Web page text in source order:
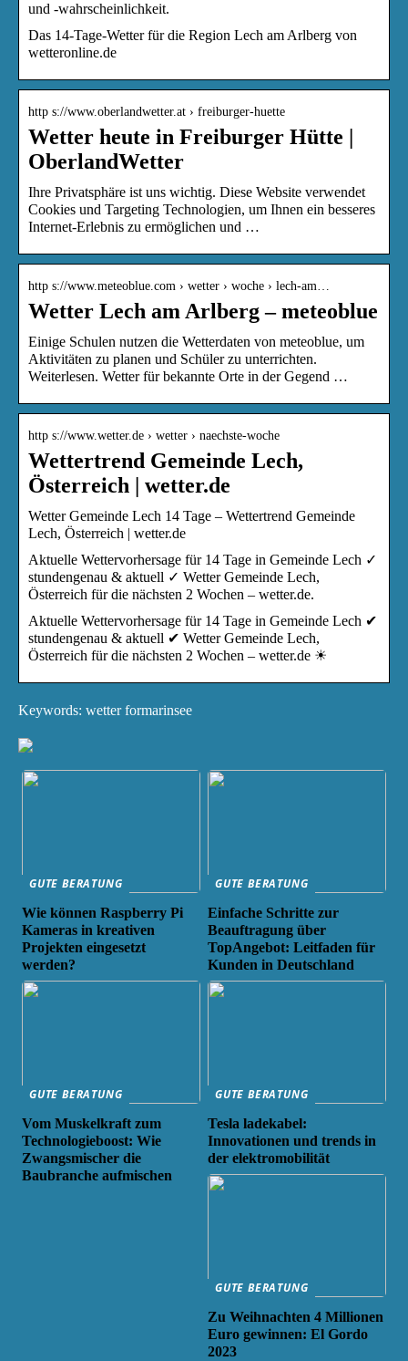
und -wahrscheinlichkeit.
Das 14-Tage-Wetter für die Region Lech am Arlberg von
wetteronline.de
http s://www.oberlandwetter.at › freiburger-huette
Wetter heute in Freiburger Hütte |
OberlandWetter
Ihre Privatsphäre ist uns wichtig. Diese Website verwendet
Cookies und Targeting Technologien, um Ihnen ein besseres
Internet-Erlebnis zu ermöglichen und …
http s://www.meteoblue.com › wetter › woche › lech-am…
Wetter Lech am Arlberg – meteoblue
Einige Schulen nutzen die Wetterdaten von meteoblue, um
Aktivitäten zu planen und Schüler zu unterrichten.
Weiterlesen. Wetter für bekannte Orte in der Gegend …
http s://www.wetter.de › wetter › naechste-woche
Wettertrend Gemeinde Lech,
Österreich | wetter.de
Wetter Gemeinde Lech 14 Tage – Wettertrend Gemeinde
Lech, Österreich | wetter.de
Aktuelle Wettervorhersage für 14 Tage in Gemeinde Lech ✓
stundengenau & aktuell ✓ Wetter Gemeinde Lech,
Österreich für die nächsten 2 Wochen – wetter.de.
Aktuelle Wettervorhersage für 14 Tage in Gemeinde Lech ✔
stundengenau & aktuell ✔ Wetter Gemeinde Lech,
Österreich für die nächsten 2 Wochen – wetter.de ☀
Keywords: wetter formarinsee
GUTE BERATUNG
Wie können Raspberry Pi
Kameras in kreativen
Projekten eingesetzt
werden?
GUTE BERATUNG
Einfache Schritte zur
Beauftragung über
TopAngebot: Leitfaden für
Kunden in Deutschland
GUTE BERATUNG
Vom Muskelkraft zum
Technologieboost: Wie
Zwangsmischer die
Baubranche aufmischen
GUTE BERATUNG
Tesla ladekabel:
Innovationen und trends in
der elektromobilität
GUTE BERATUNG
Zu Weihnachten 4 Millionen
Euro gewinnen: El Gordo
2023